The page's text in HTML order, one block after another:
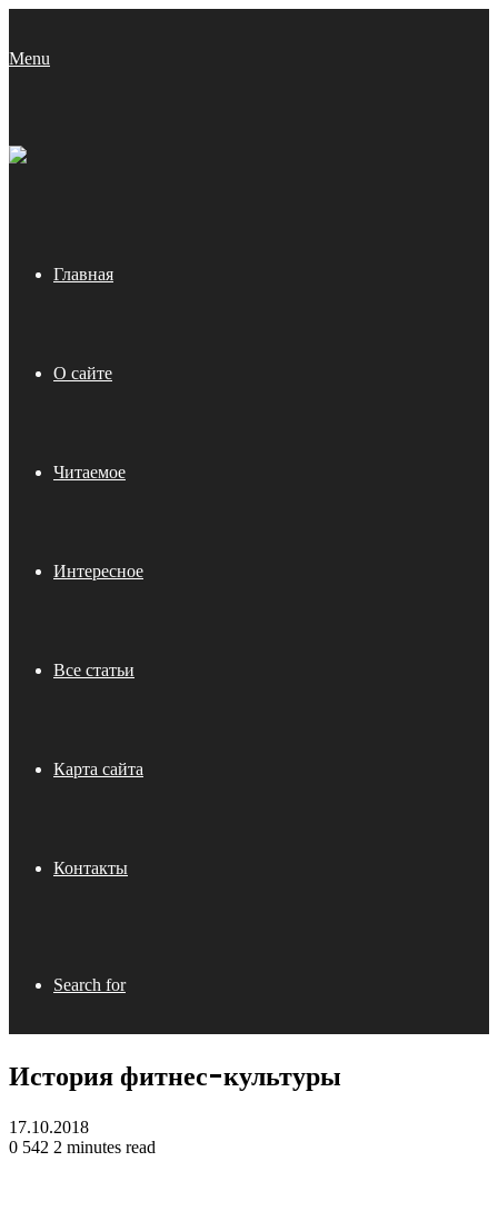
Menu
Главная
О сайте
Читаемое
Интересное
Все статьи
Карта сайта
Контакты
Search for
История фитнес-культуры
17.10.2018
0 542 2 minutes read